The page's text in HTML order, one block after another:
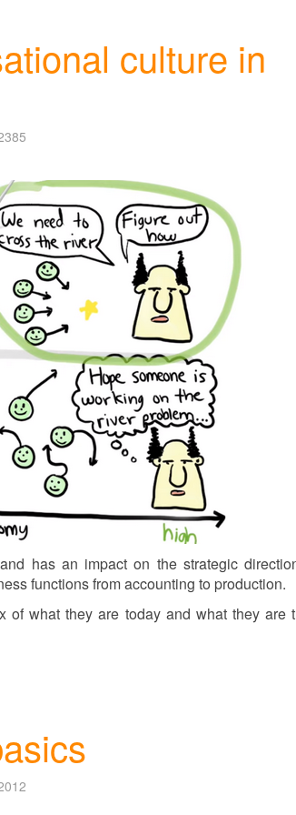
culture in
has an impact on the strategic
functions from accounting to production.
what they are today and what they are